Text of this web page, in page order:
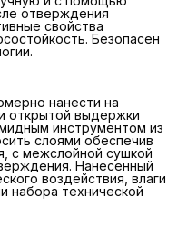
отверждения
свойства
Безопасен
нанести на
открытой выдержки
инструментом из
слоями обеспечив
с межслойной сушкой
Нанесенный
воздействия, влаги
набора технической